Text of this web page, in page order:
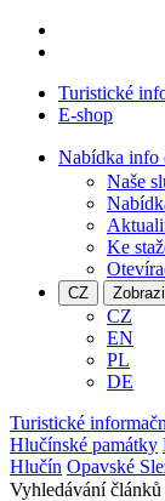
Turistické
E-shop
Nabídka info
Naše
Ke
CZ
CZ
EN
PL
DE
Turistické
Hlučínské památky
Hlučín Opavské
Vyhledávání článků